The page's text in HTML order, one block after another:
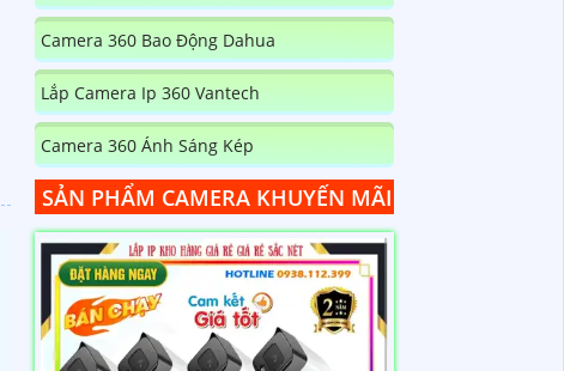
Camera 360 Bao Động Dahua
Lắp Camera Ip 360 Vantech
Camera 360 Ánh Sáng Kép
SẢN PHẨM CAMERA KHUYẾN MÃI